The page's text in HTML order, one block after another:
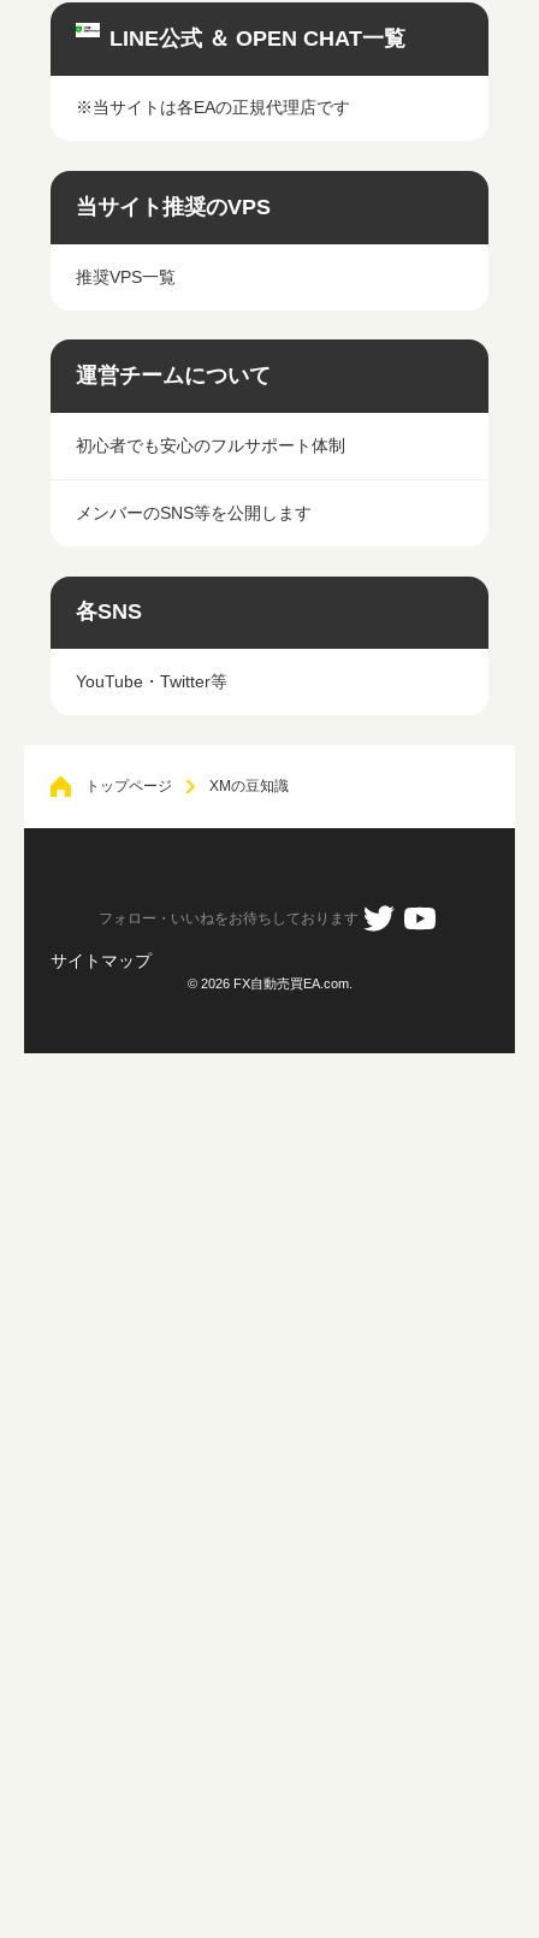
LINE公式 ＆ OPEN CHAT一覧
※当サイトは各EAの正規代理店です
当サイト推奨のVPS
推奨VPS一覧
運営チームについて
初心者でも安心のフルサポート体制
メンバーのSNS等を公開します
各SNS
YouTube・Twitter等
トップページ XMの豆知識
フォロー・いいねをお待ちしております
サイトマップ
© 2026 FX自動売買EA.com.